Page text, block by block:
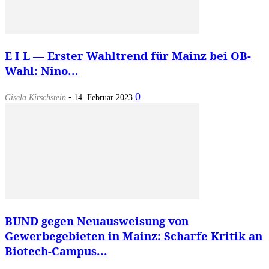
E I L — Erster Wahltrend für Mainz bei OB-
Wahl: Nino...
Gisela Kirschstein - 14. Februar 2023 0
BUND gegen Neuausweisung von
Gewerbegebieten in Mainz: Scharfe Kritik an
Biotech-Campus...